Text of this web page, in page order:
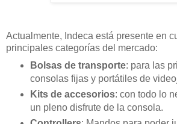
Actualmente, Indeca está presente en
principales categorías del mercado:
Bolsas de transporte: para las
consolas fijas y portátiles de
Kits de accesorios: con todo lo
un pleno disfrute de la consola.